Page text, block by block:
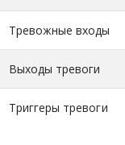
Тревожные входы
Выходы тревоги
Триггеры тревоги